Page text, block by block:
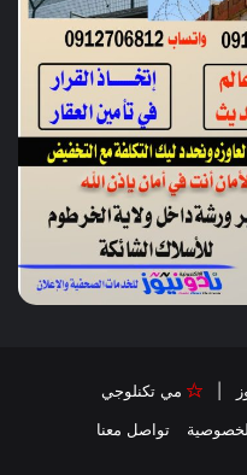
مي تكنلوجي
تواصل معنا